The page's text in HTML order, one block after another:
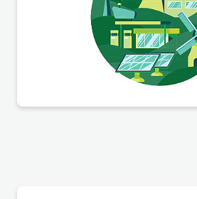
außereuropäischen Standorten
gleichzeitig Investitionen in die
Industrie gefördert werden. Für
bedeutet dies einerseits eine
wirtschaftliche Chance,
Notwendigkeit, komplexe rechtliche